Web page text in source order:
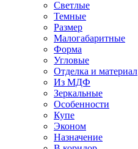
Светлые
Темные
Размер
Малогабаритные
Форма
Угловые
Отделка и материал
Из МДФ
Зеркальные
Особенности
Купе
Эконом
Назначение